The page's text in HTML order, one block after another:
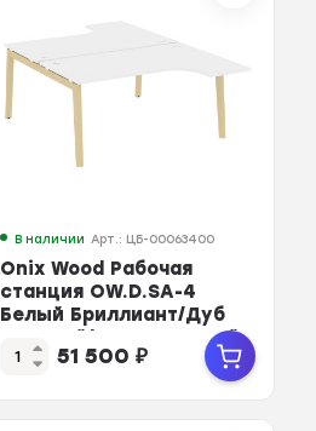
В наличии Арт.: ЦБ-00063400
Onix Wood Рабочая
станция OW.D.SA-4
Белый Бриллиант/Дуб
Светлый/Металл Белый
...
51 500₽